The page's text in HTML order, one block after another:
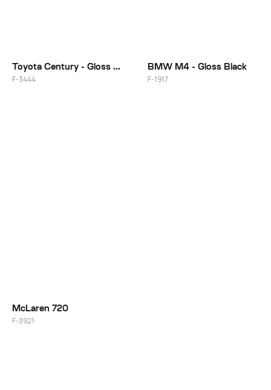
BMW M4 - Gloss Black
F-1917
Toyota Century - Gloss Brushed
F-3444
McLaren 720
F-3921